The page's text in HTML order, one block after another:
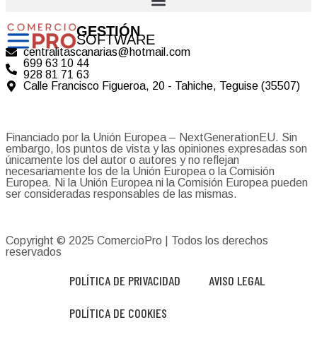
GESTIÓN
SOFTWARE
centralitascanarias@hotmail.com
699 63 10 44
928 81 71 63
Calle Francisco Figueroa, 20 - Tahiche, Teguise (35507)
Financiado por la Unión Europea – NextGenerationEU. Sin
embargo, los puntos de vista y las opiniones expresadas son
únicamente los del autor o autores y no reflejan
necesariamente los de la Unión Europea o la Comisión
Europea. Ni la Unión Europea ni la Comisión Europea pueden
ser consideradas responsables de las mismas.
Copyright © 2025 ComercioPro | Todos los derechos
reservados
POLÍTICA DE PRIVACIDAD AVISO LEGAL
POLÍTICA DE COOKIES